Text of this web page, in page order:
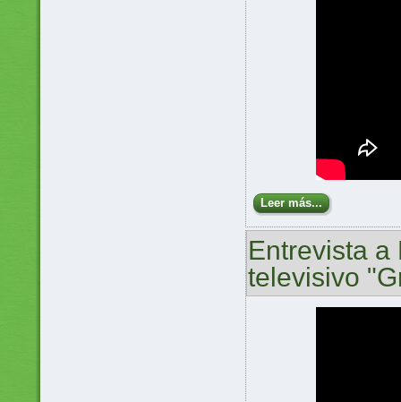
Leer más...
Entrevista
televisivo